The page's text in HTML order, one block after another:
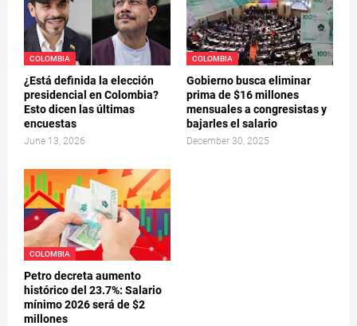
COLOMBIA
¿Está definida la elección
presidencial en Colombia?
Esto dicen las últimas
encuestas
June 13, 2026
COLOMBIA
Gobierno busca eliminar
prima de $16 millones
mensuales a congresistas y
bajarles el salario
December 30, 2025
COLOMBIA
Petro decreta aumento
histórico del 23.7%: Salario
mínimo 2026 será de $2
millones